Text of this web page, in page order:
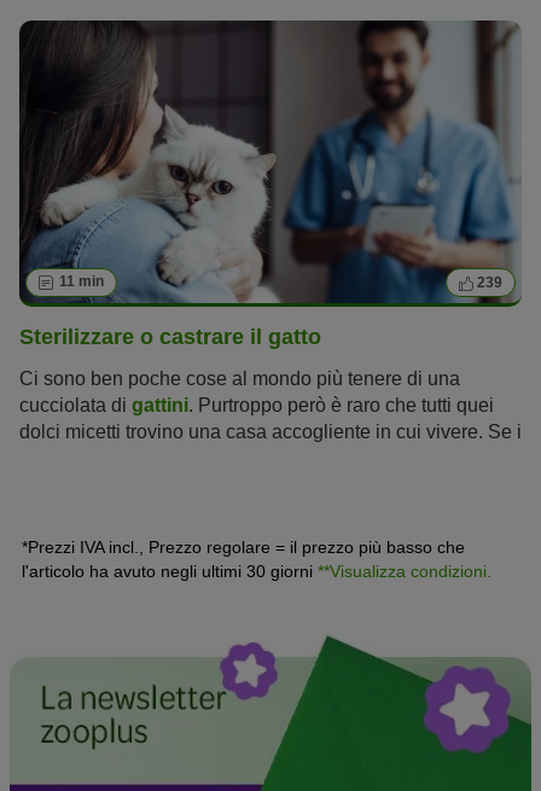
inizio possibile e sostenerlo al meglio nel percorso verso
l’età adulta.
11 min 239
Sterilizzare o castrare il gatto
Ci sono ben poche cose al mondo più tenere di una
cucciolata di gattini. Purtroppo però è raro che tutti quei
dolci micetti trovino una casa accogliente in cui vivere. Se i
*Prezzi IVA incl., Prezzo regolare = il prezzo più basso che
l'articolo ha avuto negli ultimi 30 giorni **Visualizza condizioni.